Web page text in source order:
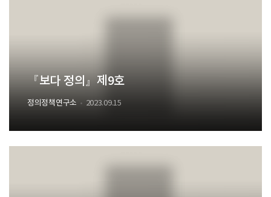
『보다 정의』제9호
정의정책연구소 2023.09.15